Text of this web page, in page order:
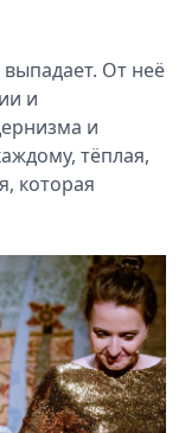
От неё
и
и
тёплая,
которая